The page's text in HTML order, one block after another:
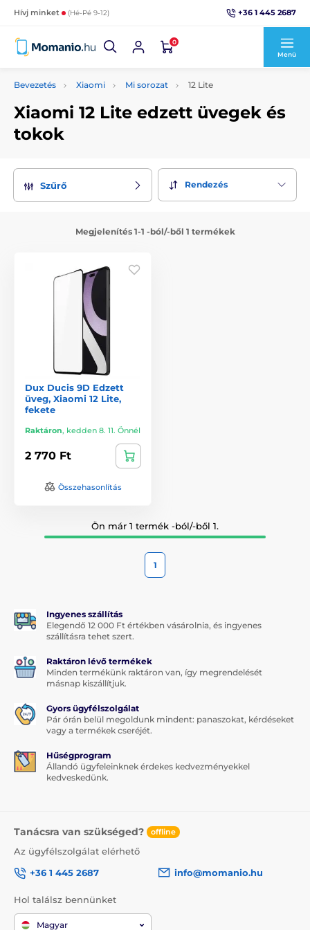
Hívj minket (Hé-Pé 9-12) +36 1 445 2687
0
Menü
Bevezetés Xiaomi Mi sorozat 12 Lite
Xiaomi 12 Lite edzett üvegek és
tokok
Szűrő Rendezés
Megjelenítés 1-1 -ból/-ből 1 termékek
Dux Ducis 9D Edzett
üveg, Xiaomi 12 Lite,
fekete
Raktáron, kedden 8. 11. Önnél
2 770 Ft
Összehasonlítás
Ön már 1 termék -ból/-ből 1.
1
Ingyenes szállítás
Elegendő 12 000 Ft értékben vásárolnia, és ingyenes
szállításra tehet szert.
Raktáron lévő termékek
Minden termékünk raktáron van, így megrendelését
másnap kiszállítjuk.
Gyors ügyfélszolgálat
Pár órán belül megoldunk mindent: panaszokat, kérdéseket
vagy a termékek cseréjét.
Hűségprogram
Állandó ügyfeleinknek érdekes kedvezményekkel
kedveskedünk.
Tanácsra van szükséged? offline
Az ügyfélszolgálat elérhető
+36 1 445 2687
info@momanio.hu
Hol találsz bennünket
Magyar